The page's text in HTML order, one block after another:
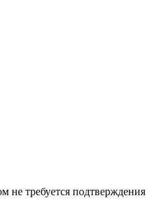
не требуется подтверждения